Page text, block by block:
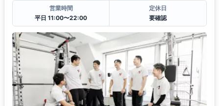
営業時間
平日 11:00〜22:00
定休日
要確認